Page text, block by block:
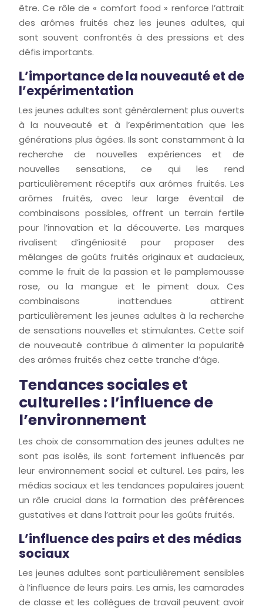
être. Ce rôle de « comfort food » renforce l’attrait
des arômes fruités chez les jeunes adultes, qui
sont souvent confrontés à des pressions et des
défis importants.
L’importance de la nouveauté et de
l’expérimentation
Les jeunes adultes sont généralement plus ouverts
à la nouveauté et à l’expérimentation que les
générations plus âgées. Ils sont constamment à la
recherche de nouvelles expériences et de
nouvelles sensations, ce qui les rend
particulièrement réceptifs aux arômes fruités. Les
arômes fruités, avec leur large éventail de
combinaisons possibles, offrent un terrain fertile
pour l’innovation et la découverte. Les marques
rivalisent d’ingéniosité pour proposer des
mélanges de goûts fruités originaux et audacieux,
comme le fruit de la passion et le pamplemousse
rose, ou la mangue et le piment doux. Ces
combinaisons inattendues attirent
particulièrement les jeunes adultes à la recherche
de sensations nouvelles et stimulantes. Cette soif
de nouveauté contribue à alimenter la popularité
des arômes fruités chez cette tranche d’âge.
Tendances sociales et
culturelles : l’influence de
l’environnement
Les choix de consommation des jeunes adultes ne
sont pas isolés, ils sont fortement influencés par
leur environnement social et culturel. Les pairs, les
médias sociaux et les tendances populaires jouent
un rôle crucial dans la formation des préférences
gustatives et dans l’attrait pour les goûts fruités.
L’influence des pairs et des médias
sociaux
Les jeunes adultes sont particulièrement sensibles
à l’influence de leurs pairs. Les amis, les camarades
de classe et les collègues de travail peuvent avoir